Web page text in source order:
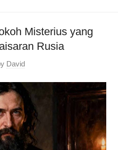
Misterius yang
Rusia
David